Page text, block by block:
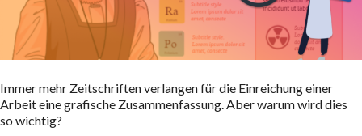
Immer mehr Zeitschriften verlangen für die Einreichung einer
Arbeit eine grafische Zusammenfassung. Aber warum wird dies
so wichtig?